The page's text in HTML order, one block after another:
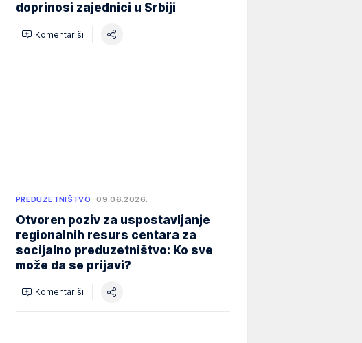
doprinosi zajednici u Srbiji
Komentariši
PREDUZETNIŠTVO 09.06.2026.
Otvoren poziv za uspostavljanje
regionalnih resurs centara za
socijalno preduzetništvo: Ko sve
može da se prijavi?
Komentariši